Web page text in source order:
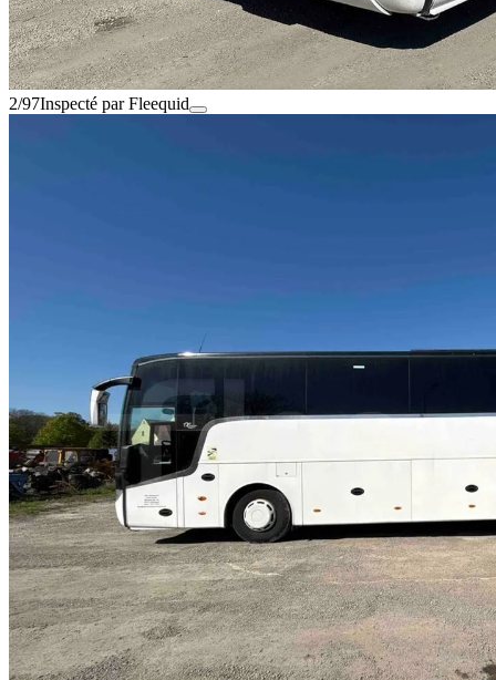
2/97Inspecté par Fleequid